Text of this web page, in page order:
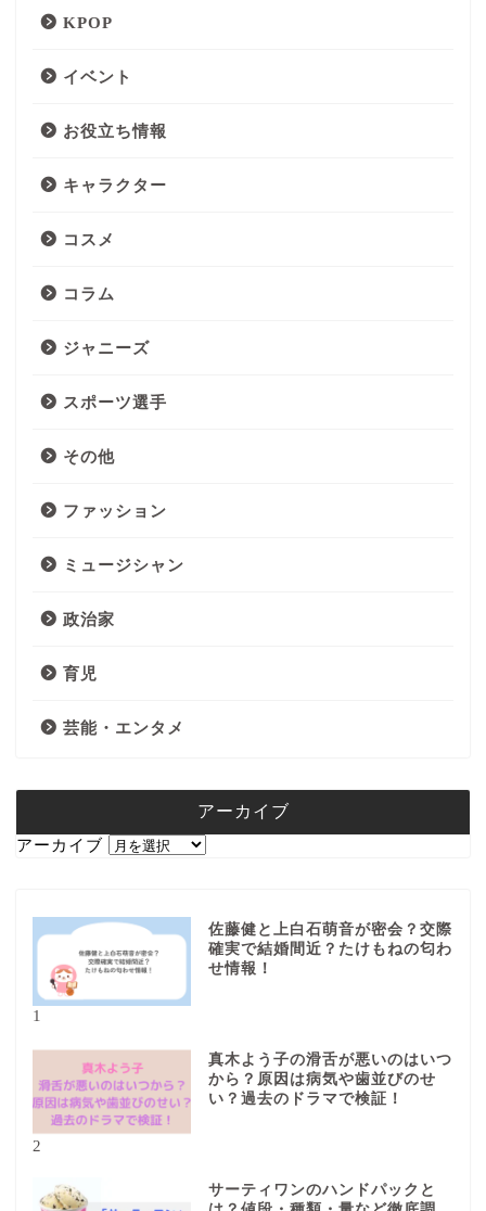
KPOP
イベント
お役立ち情報
キャラクター
コスメ
コラム
ジャニーズ
スポーツ選手
その他
ファッション
ミュージシャン
政治家
育児
芸能・エンタメ
アーカイブ
アーカイブ
1
佐藤健と上白石萌音が密会？交際
確実で結婚間近？たけもねの匂わ
せ情報！
2
真木よう子の滑舌が悪いのはいつ
から？原因は病気や歯並びのせ
い？過去のドラマで検証！
サーティワンのハンドパックと